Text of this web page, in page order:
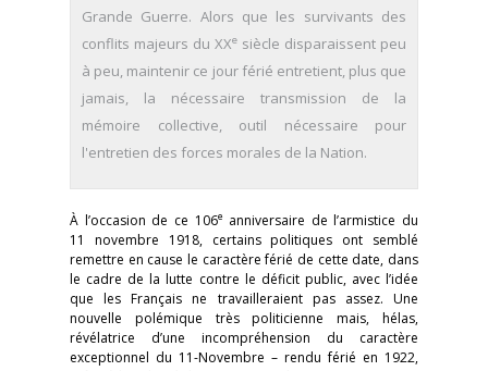
Grande Guerre. Alors que les survivants des
conflits majeurs du XXe siècle disparaissent peu
à peu, maintenir ce jour férié entretient, plus que
jamais, la nécessaire transmission de la
mémoire collective, outil nécessaire pour
l'entretien des forces morales de la Nation.
À l’occasion de ce 106eanniversaire de l’armistice du
11 novembre 1918, certains politiques ont semblé
remettre en cause le caractère férié de cette date, dans
le cadre de la lutte contre le déficit public, avec l’idée
que les Français ne travailleraient pas assez. Une
nouvelle polémique très politicienne mais, hélas,
révélatrice d’une incompréhension du caractère
exceptionnel du 11-Novembre – rendu férié en 1922,